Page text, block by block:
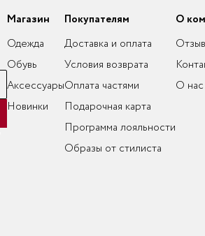
Магазин
Одежда
Обувь
Аксессуары
Новинки
Покупателям
Доставка и оплата
Условия возврата
Оплата частями
Подарочная карта
Программа лояльности
Образы от стилиста
О
О нас